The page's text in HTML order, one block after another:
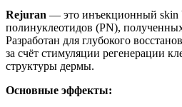
Rejuran — это инъекционный skin
полинуклеотидов (PN),
Разработан для глубокого
за счёт стимуляции регенерации
структуры дермы.
Основные эффекты: